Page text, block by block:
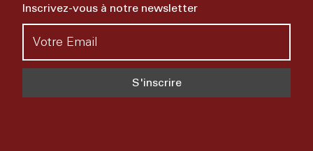
Inscrivez-vous à notre newsletter